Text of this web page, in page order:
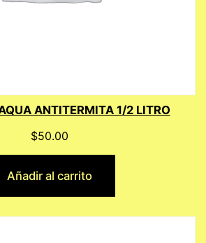
ANTITERMITA 1/2 LITRO
$50.00
Añadir al carrito